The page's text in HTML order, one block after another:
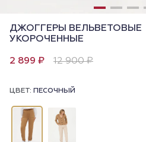
ДЖОГГЕРЫ ВЕЛЬВЕТОВЫЕ
УКОРОЧЕННЫЕ
2 899 ₽ 12 900 ₽
ЦВЕТ: ПЕСОЧНЫЙ